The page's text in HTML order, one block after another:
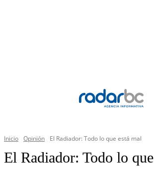
Inicio Opinión El Radiador: Todo lo que está mal
El Radiador: Todo lo